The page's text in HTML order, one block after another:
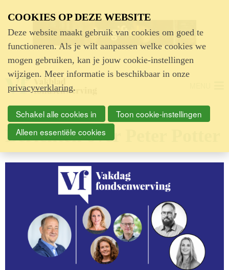
Advertentie
Berichten over Peter Potter
COOKIES OP DEZE WEBSITE
Deze website maakt gebruik van cookies om goed te
functioneren. Als je wilt aanpassen welke cookies we
mogen gebruiken, kan je jouw cookie-instellingen
wijzigen. Meer informatie is beschikbaar in onze
privacyverklaring.
Schakel alle cookies in
Toon cookie-instellingen
Alleen essentiële cookies